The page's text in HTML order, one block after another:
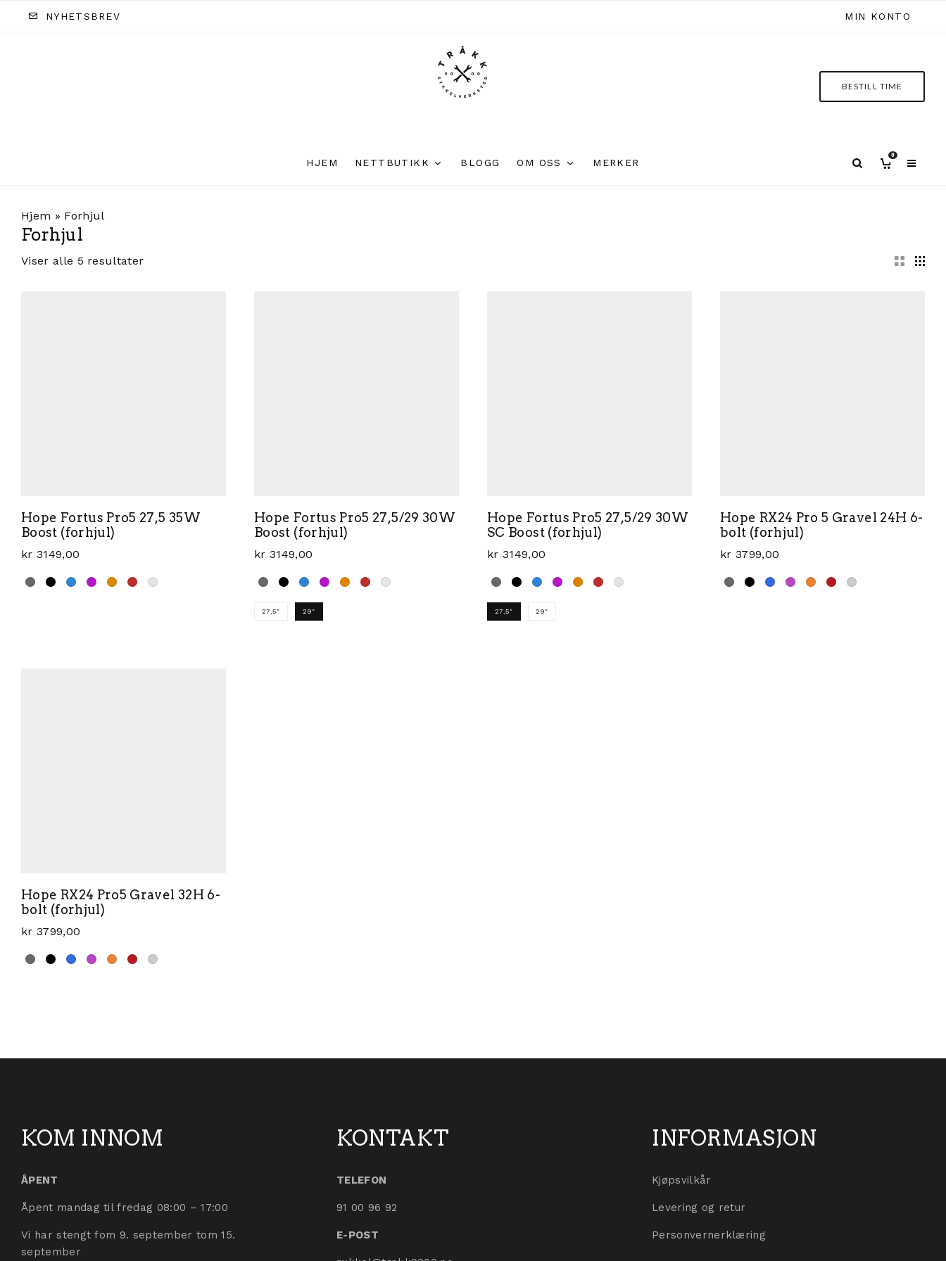
MIN KONTO
NYHETSBREV
BESTILL TIME
HJEM NETTBUTIKK BLOGG OM OSS MERKER
0
Hjem » Forhjul
Forhjul
Viser alle 5 resultater
Hope Fortus Pro5 27,5 35W
Boost (forhjul)
kr 3149,00
Dette produktet har flere varianter. Alternativene kan velges på produktsiden
Hope Fortus Pro5 27,5/29 30W
Boost (forhjul)
kr 3149,00
27,5" 29"
Hope Fortus Pro5 27,5/29 30W
SC Boost (forhjul)
kr 3149,00
27,5" 29"
Hope RX24 Pro 5 Gravel 24H 6-
bolt (forhjul)
kr 3799,00
Hope RX24 Pro5 Gravel 32H 6-
bolt (forhjul)
kr 3799,00
KOM INNOM
ÅPENT
Åpent mandag til fredag 08:00 – 17:00
Vi har stengt fom 9. september tom 15.
september
KONTAKT
TELEFON
91 00 96 92
E-POST
INFORMASJON
Kjøpsvilkår
Levering og retur
Personvernerklæring